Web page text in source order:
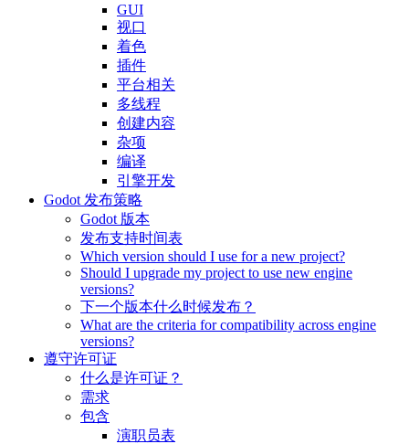
GUI
视口
着色
插件
平台相关
多线程
创建内容
杂项
编译
引擎开发
Godot 发布策略
Godot 版本
发布支持时间表
Which version should I use for a new project?
Should I upgrade my project to use new engine
versions?
下一个版本什么时候发布？
What are the criteria for compatibility across engine
versions?
遵守许可证
什么是许可证？
需求
包含
演职员表